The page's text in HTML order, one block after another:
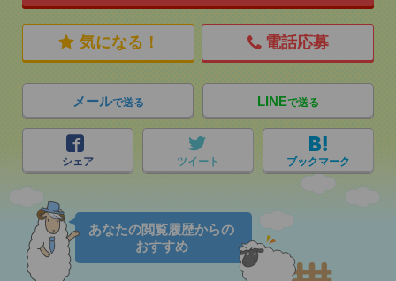
気になる！ 電話応募
メールで送る LINEで送る
シェア ツイート ブックマーク
あなたの閲覧履歴からの
おすすめ